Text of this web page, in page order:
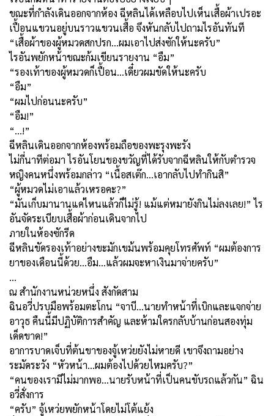
ขณะที่กำลังเดินออกจากห้อง ฉีหลินได้เหลือบไปเห็นเสื้อผ้าเปรอะ
เปื้อนแขวนอยู่บนราวแขวนเสื้อ จึงหันกลับไปถามไรอันทันที
“เสื้อผ้าของผู้หมวดสกปรก...ผมเอาไปส่งซักให้นะครับ”
ไรอันพยักหน้าขณะก้มเขียนรายงาน “อืม”
“รองเท้าของผู้หมวดก็เปื้อน...เดี๋ยวผมขัดให้นะครับ
“อืม”
“ผมไปก่อนนะครับ”
“อืม!”
“...!”
ฉีหลินเดินออกจากห้องพร้อมถือของพะรุงพะรัง
ไม่กี่นาทีต่อมา ไรอันโยนของขวัญที่ได้รับจากฉีหลินให้กับตำรวจ
หญิงคนหนึ่งพร้อมกล่าว “เนื้อสเต๊ก...เอากลับไปทำกินสิ”
“ผู้หมวดไม่เอาแล้วเหรอคะ?”
“มันเก็บมานานแค่ไหนแล้วก็ไม่รู้! แม้แต่หมายังกินไม่ลงเลย!” ไร
อันจัดระเบียบเสื้อผ้าก่อนเดินจากไป
ภายในห้องซักรีด
ฉีหลินขัดรองเท้าอย่างขะมักเขม้นพร้อมคุยโทรศัพท์ “ผมต้องการ
ยาของเดือนนี้ด้วย...อืม...แล้วผมจะหาเงินมาจ่ายครับ”
…
ณ สำนักงานหน่วยหนึ่ง สังกัดสาม
ฉินอวี่ปรบมือพร้อมตะโกน “จาบี...นายทำหน้าที่เบิกและแจกจ่าย
อาวุธ คืนนี้มีปฏิบัติการสำคัญ และห้ามใครกลับบ้านก่อนสองทุ่ม
เด็ดขาด!”
อาการบาดเจ็บที่ต้นขาของจู้เหว่ยยังไม่หายดี เขาจึงถามอย่าง
ระมัดระวัง “หัวหน้า...ผมต้องไปด้วยไหมครับ?”
“คนของเรามีไม่มากพอ...นายรับหน้าที่เป็นคนขับรถแล้วกัน” ฉิน
อวี่สั่งการ
“ครับ” จู้เหว่ยพยักหน้าโดยไม่โต้แย้ง